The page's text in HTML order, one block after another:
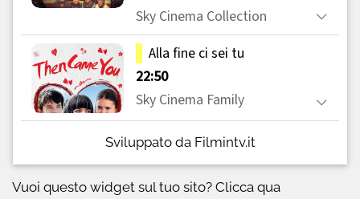
Sviluppato da Filmintv.it
Vuoi questo widget sul tuo sito? Clicca qua